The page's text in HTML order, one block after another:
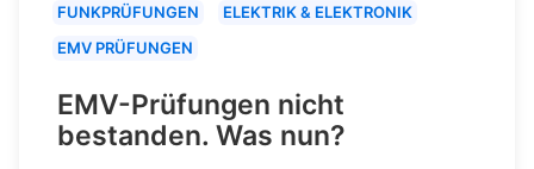
FUNKPRÜFUNGEN
ELEKTRIK & ELEKTRONIK
EMV PRÜFUNGEN
EMV-Prüfungen nicht
bestanden. Was nun?